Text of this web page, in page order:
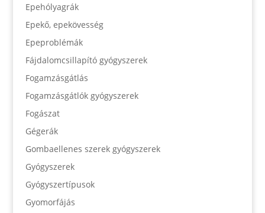
Epehólyagrák
Epekő, epekövesség
Epeproblémák
Fájdalomcsillapító gyógyszerek
Fogamzásgátlás
Fogamzásgátlók gyógyszerek
Fogászat
Gégerák
Gombaellenes szerek gyógyszerek
Gyógyszerek
Gyógyszertípusok
Gyomorfájás